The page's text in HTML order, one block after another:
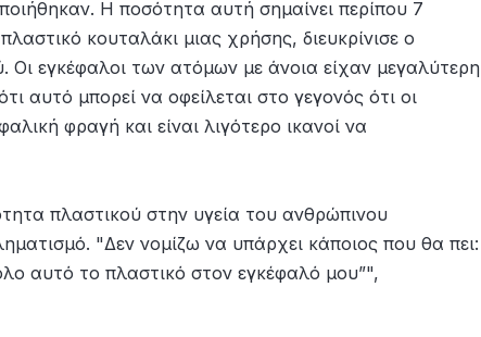
Η ποσότητα αυτή σημαίνει περίπου 7
κουταλάκι μιας χρήσης, διευκρίνισε ο
εγκέφαλοι των ατόμων με άνοια είχαν μεγαλύτερη
αυτό μπορεί να οφείλεται στο γεγονός ότι οι
φραγή και είναι λιγότερο ικανοί να
πλαστικού στην υγεία του ανθρώπινου
"Δεν νομίζω να υπάρχει κάποιος που θα πει:
αυτό το πλαστικό στον εγκέφαλό μου”",